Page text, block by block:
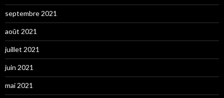
septembre 2021
août 2021
juillet 2021
juin 2021
mai 2021